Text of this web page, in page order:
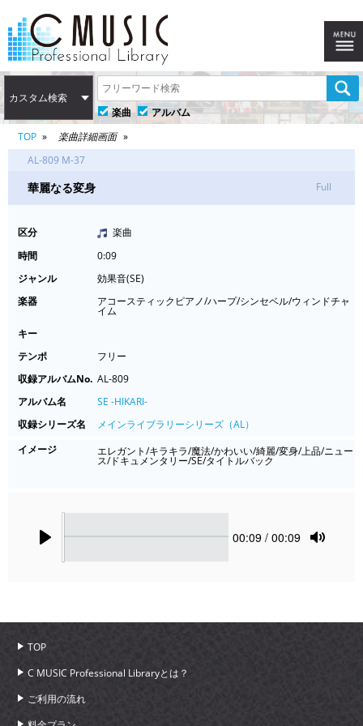
カスタム検索
楽曲
アルバム
TOP
楽曲詳細画面
AL-809 M-37
華麗なる変身 Full
区分
楽曲
時間
0:09
ジャンル
効果音(SE)
楽器
アコースティックピアノ/ハープ/シンセベル/ウィンドチャ
イム
キー
テンポ
フリー
収録アルバムNo. AL-809
アルバム名
SE -HIKARI-
収録シリーズ名
メインライブラリーシリーズ（AL）
イメージ
エレガント/キラキラ/魔法/かわいい/綺麗/変身/上品/ニュー
ス/ドキュメンタリー/SE/タイトルバック
Current
00:09 / 00:09
TOP
C MUSIC Professional Libraryとは？
ご利用の流れ